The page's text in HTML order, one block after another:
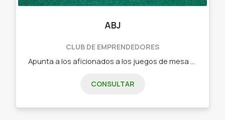
ABJ
CLUB DE EMPRENDEDORES
CONSULTAR